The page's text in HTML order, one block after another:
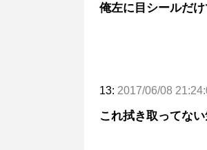
俺左に目シールだ
13: 2017/06/08
これ拭き取ってな